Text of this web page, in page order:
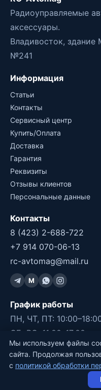
Радиоуправляемые
аксессуары.
Владивосток, здание
№241
Информация
Статьи
Контакты
Сервисный центр
Купить/Оплата
Доставка
Гарантия
Реквизиты
Отзывы клиентов
Персональные данные
Контакты
8 (423) 2-688-722
+7 914 070-06-13
rc-avtomag@mail.ru
M
График работы
ПН, ЧТ, ПТ:
СБ, ВС: 11:00–17:00
ВТ, СР: ВЫХОДНОЙ
©2011-2026 RC-Avtomag,
Мы используем файлы
сайта. Продолжая
с политикой обработки